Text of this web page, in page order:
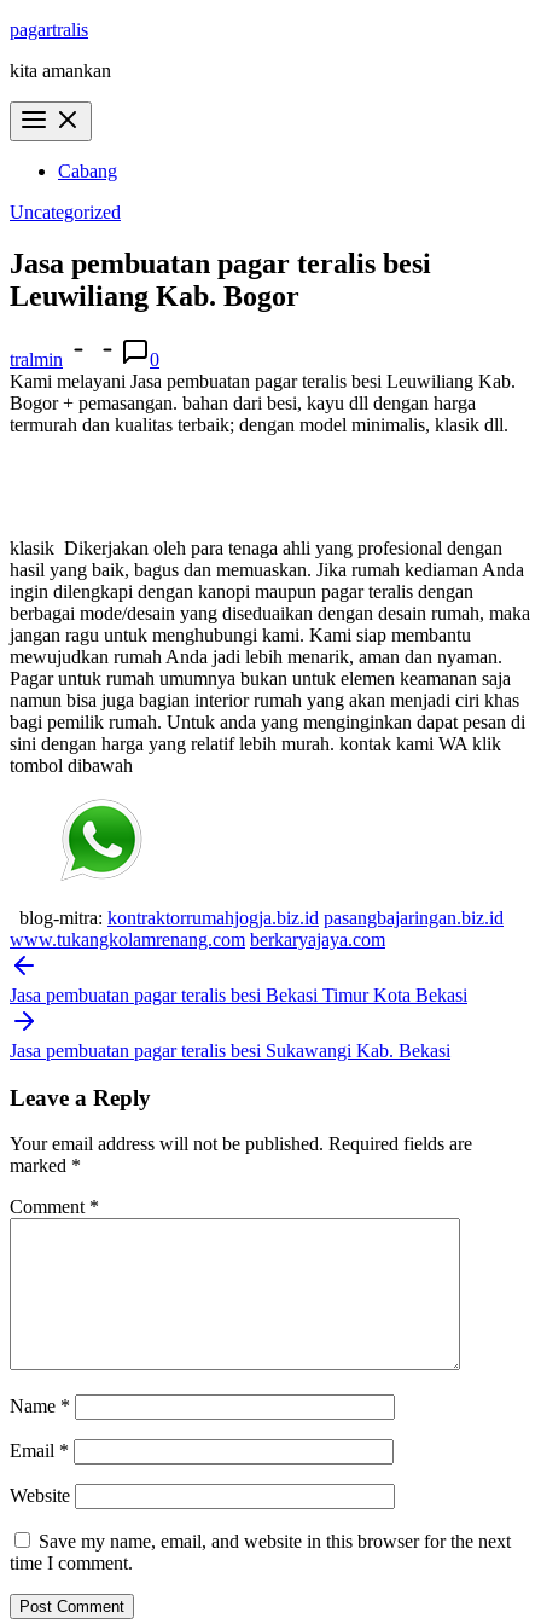
Skip
content
pagartralis
kita amankan
Cabang
Uncategorized
Jasa pembuatan pagar teralis besi
Leuwiliang Kab. Bogor
tralmin
0
Kami melayani Jasa pembuatan pagar teralis besi Leuwiliang Kab.
Bogor + pemasangan. bahan dari besi, kayu dll dengan harga
termurah dan kualitas terbaik; dengan model minimalis, klasik dll.
klasik Dikerjakan oleh para tenaga ahli yang profesional dengan
hasil yang baik, bagus dan memuaskan. Jika rumah kediaman Anda
ingin dilengkapi dengan kanopi maupun pagar teralis dengan
berbagai mode/desain yang diseduaikan dengan desain rumah, maka
jangan ragu untuk menghubungi kami. Kami siap membantu
mewujudkan rumah Anda jadi lebih menarik, aman dan nyaman.
Pagar untuk rumah umumnya bukan untuk elemen keamanan saja
namun bisa juga bagian interior rumah yang akan menjadi ciri khas
bagi pemilik rumah. Untuk anda yang menginginkan dapat pesan di
sini dengan harga yang relatif lebih murah. kontak kami WA klik
tombol dibawah
blog-mitra: kontraktorrumahjogja.biz.id pasangbajaringan.biz.id
www.tukangkolamrenang.com berkaryajaya.com
Post
navigation
Jasa pembuatan pagar teralis besi Bekasi Timur Kota Bekasi
Jasa pembuatan pagar teralis besi Sukawangi Kab. Bekasi
Leave a Reply
Your email address will not be published. Required fields are
marked *
Comment *
Name *
Email *
Website
Save my name, email, and website in this browser for the next
time I comment.